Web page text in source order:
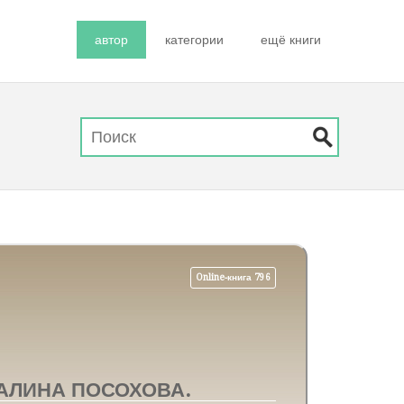
автор категории ещё книги
Online-книга 796
ПОСОХОВА.